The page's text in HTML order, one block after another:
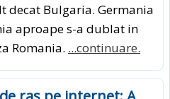
decat Bulgaria. Germania
aproape s-a dublat in
Romania. ...continuare.